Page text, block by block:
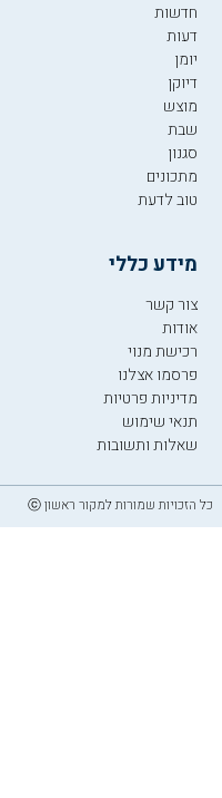
חדשות
דעות
יומן
דיוקן
מוצש
שבת
סגנון
מתכונים
טוב לדעת
מידע כללי
צור קשר
אודות
רכישת מנוי
פרסמו אצלנו
מדיניות פרטיות
תנאי שימוש
שאלות ותשובות
כל הזכויות שמורות למקור ראשון ⓒ